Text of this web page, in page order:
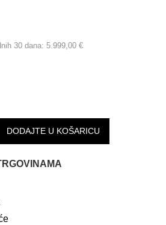
30 dana: 5.999,00 €
DODAJTE U KOŠARICU